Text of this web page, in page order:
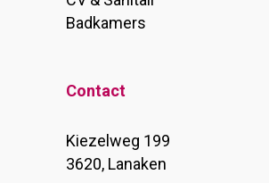
Badkamers
Contact
Kiezelweg 199
3620, Lanaken